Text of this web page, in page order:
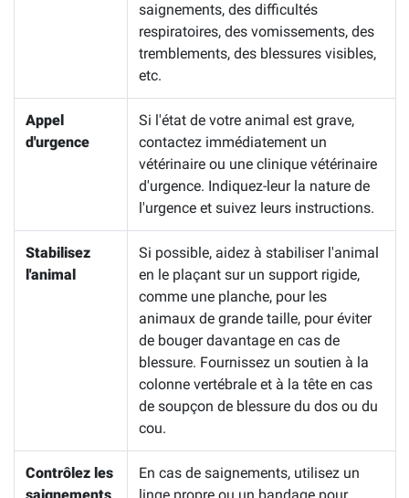
saignements, des difficultés
respiratoires, des vomissements, des
tremblements, des blessures visibles,
etc.
Appel
d'urgence
Si l'état de votre animal est grave,
contactez immédiatement un
vétérinaire ou une clinique vétérinaire
d'urgence. Indiquez-leur la nature de
l'urgence et suivez leurs instructions.
Stabilisez
l'animal
Si possible, aidez à stabiliser l'animal
en le plaçant sur un support rigide,
comme une planche, pour les
animaux de grande taille, pour éviter
de bouger davantage en cas de
blessure. Fournissez un soutien à la
colonne vertébrale et à la tête en cas
de soupçon de blessure du dos ou du
cou.
Contrôlez les
En cas de saignements, utilisez un